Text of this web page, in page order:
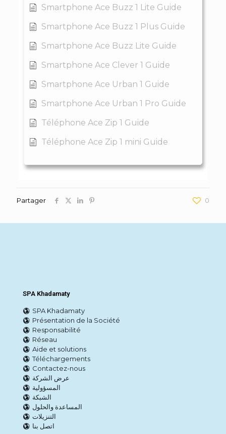
Smartphone Ace Buzz 1 Lite Guide
Smartphone Ace Buzz 1 Plus Guide
Smartphone Ace Buzz Lite Guide
Smartphone Ace Clever 1 Guide
Smartphone Ace Urban 1 Guide
Smartphone Ace Urban 1 Pro Guide
Téléphone Ace Zip 1 Guide
Téléphone Ace Zip 1 mini Guide
Partager 0
SPA Khadamaty
SPA Khadamaty
Présentation de la Société
Responsabilité
Réseau
Aide et solutions
Téléchargements
Contactez-nous
عرض الشركة
المسؤولية
الشبكة
المساعدة والحلول
التنزيلات
اتصل بنا